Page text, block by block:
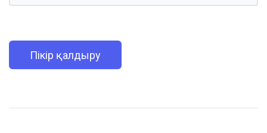
Пікір қалдыру